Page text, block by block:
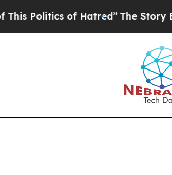
of Hatred”The Story Behind